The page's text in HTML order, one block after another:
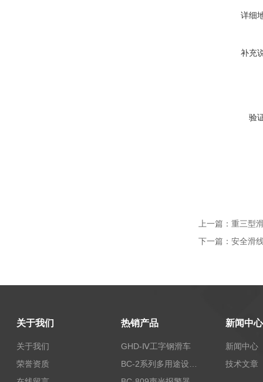
详细
补充
验
上一篇： 重三型
下一篇： 安全滑
关于我们
关于我们
荣誉资质
热销产品
GHD-Ⅳ工字钢滑车
新闻中心
新闻中心
技术文章